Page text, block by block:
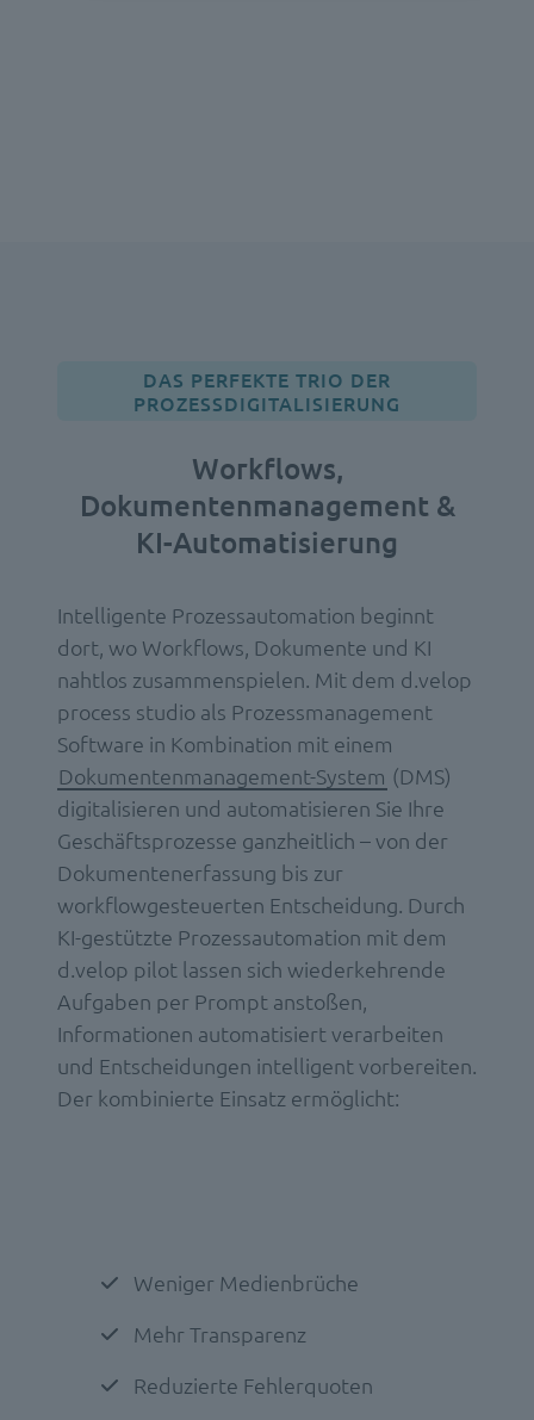
DAS PERFEKTE TRIO DER
PROZESSDIGITALISIERUNG
Workflows,
Dokumentenmanagement &
KI-Automatisierung
Intelligente Prozessautomation beginnt
dort, wo Workflows, Dokumente und KI
nahtlos zusammenspielen. Mit dem d.velop
process studio als Prozessmanagement
Software in Kombination mit einem
Dokumentenmanagement-System (DMS)
digitalisieren und automatisieren Sie Ihre
Geschäftsprozesse ganzheitlich – von der
Dokumentenerfassung bis zur
workflowgesteuerten Entscheidung. Durch
KI-gestützte Prozessautomation mit dem
d.velop pilot lassen sich wiederkehrende
Aufgaben per Prompt anstoßen,
Informationen automatisiert verarbeiten
und Entscheidungen intelligent vorbereiten.
Der kombinierte Einsatz ermöglicht:
Weniger Medienbrüche
Mehr Transparenz
Reduzierte Fehlerquoten